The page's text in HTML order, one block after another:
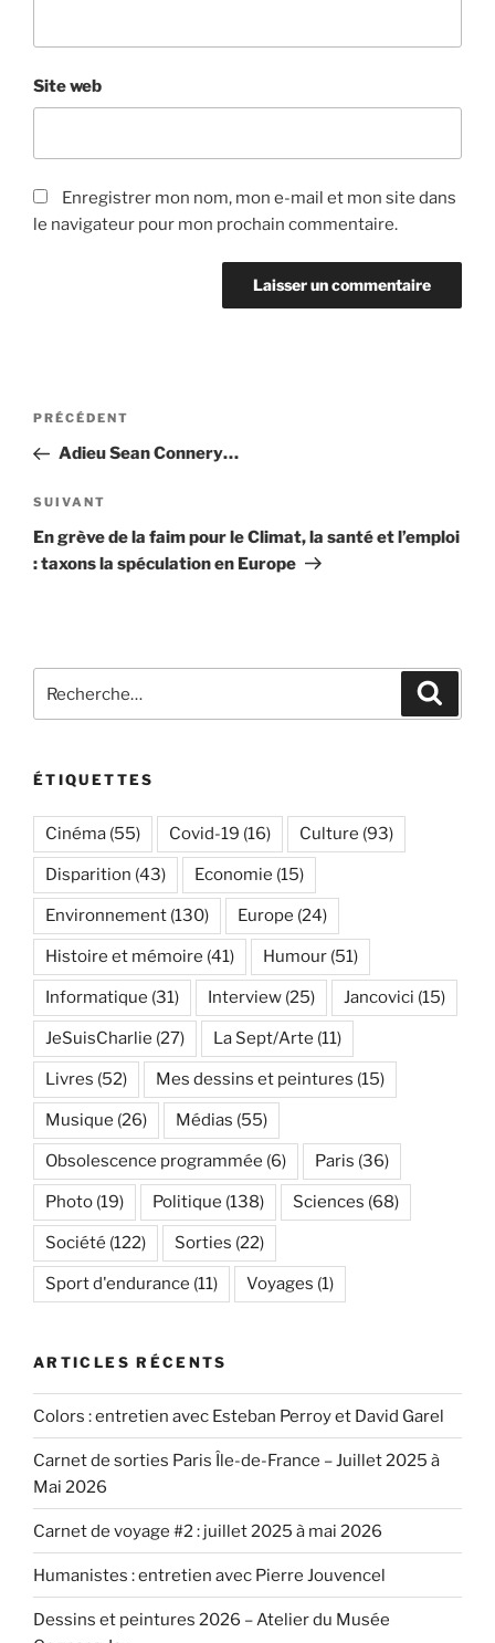
Site web
Enregistrer mon nom, mon e-mail et mon site dans
le navigateur pour mon prochain commentaire.
Navigation
l’article
Article
précédent
PRÉCÉDENT
Adieu Sean Connery…
Article
suivant
SUIVANT
En grève de la faim pour le Climat, la santé et l’emploi
: taxons la spéculation en Europe
pour
ÉTIQUETTES
Cinéma (55) Covid-19 (16) Culture (93)
Disparition (43) Economie (15)
Environnement (130) Europe (24)
Histoire et mémoire (41) Humour (51)
Informatique (31) Interview (25) Jancovici (15)
JeSuisCharlie (27) La Sept/Arte (11)
Livres (52) Mes dessins et peintures (15)
Musique (26) Médias (55)
Obsolescence programmée (6) Paris (36)
Photo (19) Politique (138) Sciences (68)
Société (122) Sorties (22)
Sport d'endurance (11) Voyages (1)
ARTICLES RÉCENTS
Colors : entretien avec Esteban Perroy et David Garel
Carnet de sorties Paris Île-de-France – Juillet 2025 à
Mai 2026
Carnet de voyage #2 : juillet 2025 à mai 2026
Humanistes : entretien avec Pierre Jouvencel
Dessins et peintures 2026 – Atelier du Musée